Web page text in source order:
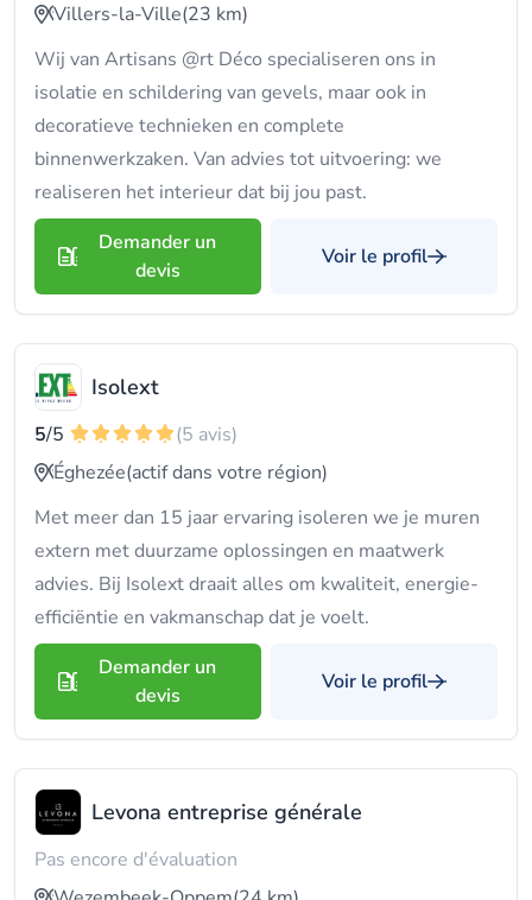
Villers-la-Ville(23 km)
Wij van Artisans @rt Déco specialiseren ons in
isolatie en schildering van gevels, maar ook in
decoratieve technieken en complete
binnenwerkzaken. Van advies tot uitvoering: we
realiseren het interieur dat bij jou past.
Demander un
devis
Voir le profil
Isolext
5/5
(5 avis)
Éghezée(actif dans votre région)
Met meer dan 15 jaar ervaring isoleren we je muren
extern met duurzame oplossingen en maatwerk
advies. Bij Isolext draait alles om kwaliteit, energie-
efficiëntie en vakmanschap dat je voelt.
Demander un
devis
Voir le profil
Levona entreprise générale
Pas encore d'évaluation